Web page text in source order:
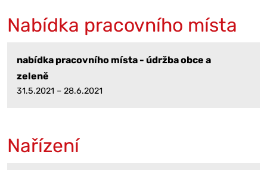
Nabídka pracovního místa
nabídka pracovního místa - údržba obce a
zeleně
31.5.2021 – 28.6.2021
Nařízení